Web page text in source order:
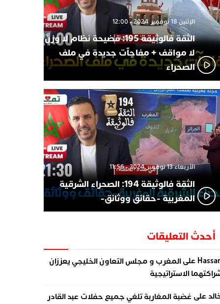
الإثنين 18 نوفمبر 2024 - 12:00
الثقة فالوثيقة 195: فضيحة نظام لا وزن
لا مواقف + مفاجآت جديدة في ملف
الصحراء
الأربعاء 13 نوفمبر 2024 - 11:56
الثقة فالوثيقة 194: الصحراء الشرقية
المغربية -حقائق ووثائق-
أحدث التعليقات
علىالمغرب و مجلس التعاون الخليجي يعززان
الاستراتيجية
على غضبة المغاربة تلغي جميع حفلات عبد القادر